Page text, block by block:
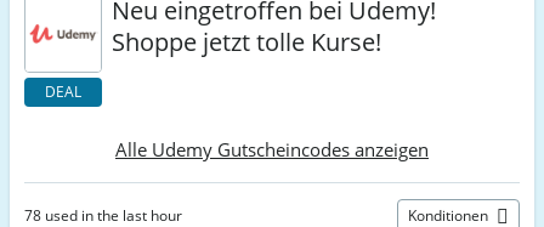
DEAL
Neu eingetroffen bei Udemy!
Shoppe jetzt tolle Kurse!
Alle Udemy Gutscheincodes anzeigen
78 used in the last hour Konditionen